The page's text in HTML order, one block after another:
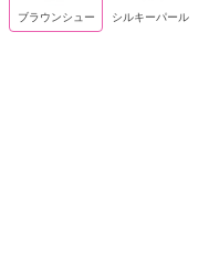
ブラウンシュー シルキーパール